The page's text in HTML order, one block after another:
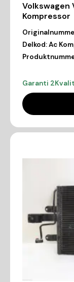
Volkswagen
Kompressor
Delkod:Ac
Garanti 2